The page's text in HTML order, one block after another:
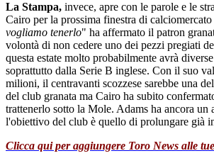
La Stampa, invece, apre con le parole e le
Cairo per la prossima finestra di
vogliamo tenerlo" ha affermato il patron
volontà di non cedere uno dei pezzi pregiati
questa estate molto probabilmente avrà
soprattutto dalla Serie B inglese. Con il suo
milioni, il centravanti scozzese sarebbe una
del club granata ma Cairo ha subito
trattenerlo sotto la Mole. Adams ha ancora un
l'obiettivo del club è quello di prolungare già
Clicca qui per aggiungere Toro News alle